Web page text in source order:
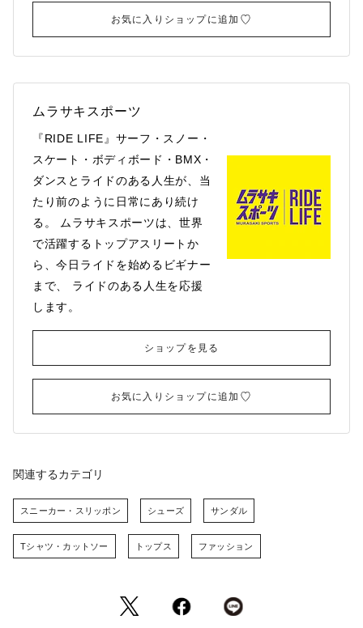
お気に入りショップに追加
ムラサキスポーツ
『RIDE LIFE』サーフ・スノー・
スケート・ボディボード・BMX・
ダンスとライドのある人生が、当
たり前のように日常にあり続け
る。 ムラサキスポーツは、世界
で活躍するトップアスリートか
ら、今日ライドを始めるビギナー
まで、 ライドのある人生を応援
します。
ショップを見る
お気に入りショップに追加
関連するカテゴリ
スニーカー・スリッポン シューズ サンダル
Tシャツ・カットソー トップス ファッション